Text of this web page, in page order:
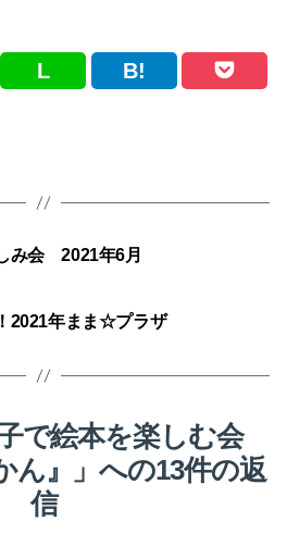
L B!
み会 2021年6月
2021年まま☆プラザ
で絵本を楽しむ会
ん』」への13件の返
信